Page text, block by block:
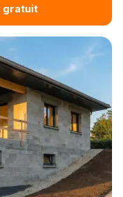
gratuit